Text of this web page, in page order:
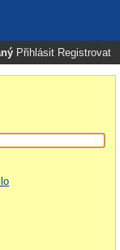
Přihlásit Registrovat